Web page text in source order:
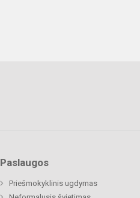
Paslaugos
Priešmokyklinis ugdymas